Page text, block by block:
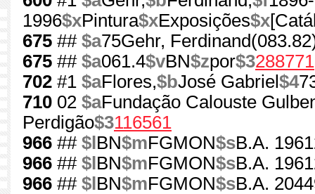
1996$xPintura$xExposições$x
675 ## $a75Gehr,
675 ## $a061.4$vBN$zpor$3288771
702 #1 $aFlores,$bJosé Gabriel $4
710 02 $aFundação Calouste
Perdigão$3116561
966 ## $l BN$mFGMON$sB.A.
966 ## $l BN$mFGMON$sB.A.
966 ## $l BN$mFGMON$sB.A.